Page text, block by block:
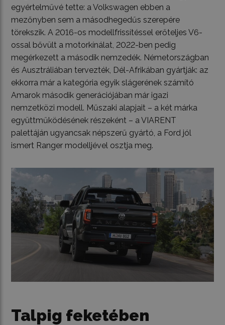
egyértelművé tette: a Volkswagen ebben a
mezőnyben sem a másodhegedűs szerepére
törekszik. A 2016-os modellfrissítéssel erőteljes V6-
ossal bővült a motorkínálat, 2022-ben pedig
megérkezett a második nemzedék. Németországban
és Ausztráliában tervezték, Dél-Afrikában gyártják: az
ekkorra már a kategória egyik slágerének számító
Amarok második generációjában már igazi
nemzetközi modell. Műszaki alapjait – a két márka
együttműködésének részeként – a VIARENT
palettáján ugyancsak népszerű gyártó, a Ford jól
ismert Ranger modelljével osztja meg.
Talpig feketében